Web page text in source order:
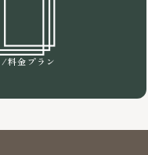
/料金プラン